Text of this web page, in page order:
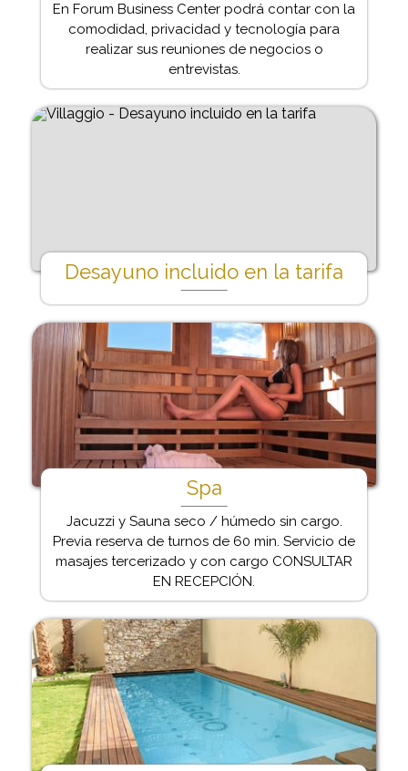
En Forum Business Center podrá contar con la
comodidad, privacidad y tecnología para
realizar sus reuniones de negocios o
entrevistas.
Desayuno incluido en la tarifa
Spa
Jacuzzi y Sauna seco / húmedo sin cargo.
Previa reserva de turnos de 60 min. Servicio de
masajes tercerizado y con cargo CONSULTAR
EN RECEPCIÓN.